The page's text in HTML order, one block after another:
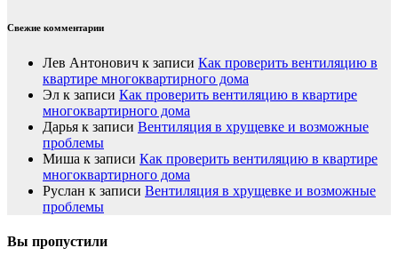
Свежие комментарии
Лев Антонович к записи Как проверить вентиляцию в
квартире многоквартирного дома
Эл к записи Как проверить вентиляцию в квартире
многоквартирного дома
Дарья к записи Вентиляция в хрущевке и возможные
проблемы
Миша к записи Как проверить вентиляцию в квартире
многоквартирного дома
Руслан к записи Вентиляция в хрущевке и возможные
проблемы
Вы пропустили